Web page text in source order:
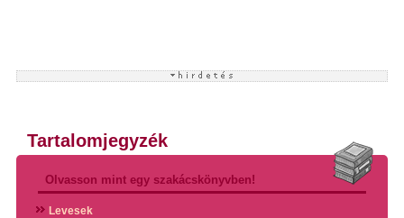
Tartalomjegyzék
Olvasson mint egy szakácskönyvben!
Levesek